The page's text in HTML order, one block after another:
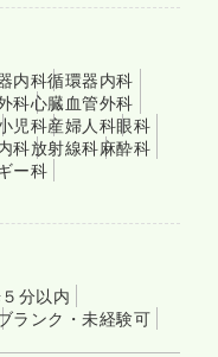
内科循環器内科
科心臓血管外科
児科産婦人科眼科
科放射線科麻酔科
ー科
分以内
ランク・未経験可